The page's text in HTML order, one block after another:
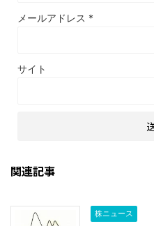
メールアドレス *
サイト
関連記事
株ニュース